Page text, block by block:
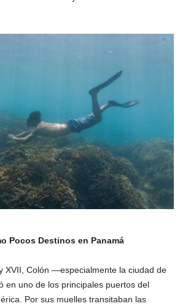
Pocos Destinos en Panamá
XVII, Colón —especialmente la ciudad de
en uno de los principales puertos del
Por sus muelles transitaban las